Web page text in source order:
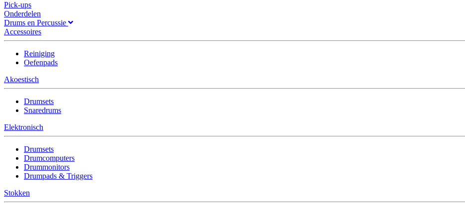
Pick-ups
Onderdelen
Drums en Percussie
Accessoires
Reiniging
Oefenpads
Akoestisch
Drumsets
Snaredrums
Elektronisch
Drumsets
Drumcomputers
Drummonitors
Drumpads & Triggers
Stokken